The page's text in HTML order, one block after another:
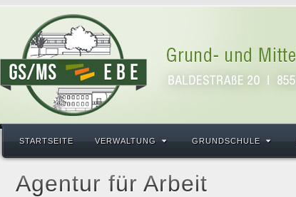
STARTSEITE VERWALTUNG GRUNDSCHULE
Agentur für Arbeit